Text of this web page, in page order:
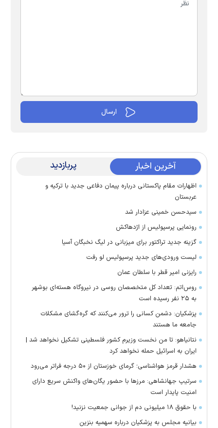
آخرین اخبار پربازدید
اظهارات مقام پاکستانی درباره پیمان دفاعی جدید با ترکیه و
عربستان
سیدحسن خمینی عزادار شد
رونمایی پرسپولیس از اژدهاکش
گزینه جدید تراکتور برای میزبانی در لیگ نخبگان آسیا
لیست ورودی‌های جدید پرسپولیس لو رفت
رایزنی امیر قطر با سلطان عمان
روس‌اتم: تعداد کل متخصصان روسی در نیروگاه هسته‌ای بوشهر
به ۲۵ نفر رسیده است
پزشکیان: دشمن کسانی را ترور می‌کنند که گره‌گشای مشکلات
جامعه ما هستند
نتانیاهو: تا من نخست وزیرم کشور فلسطینی تشکیل نخواهد شد |
ایران به اسرائیل حمله نخواهد کرد
هشدار قرمز هواشناسی؛ گرمای خوزستان از ۵۰ درجه فراتر می‌رود
سرتیپ جهانشاهی: مرز‌ها با حضور یگان‌های واکنش سریع دارای
امنیت پایدار است
با حقوق ۱۸ میلیونی دم از جوانی جمعیت نزنید!
بیانیه مجلس به پزشکیان درباره سهمیه بنزین